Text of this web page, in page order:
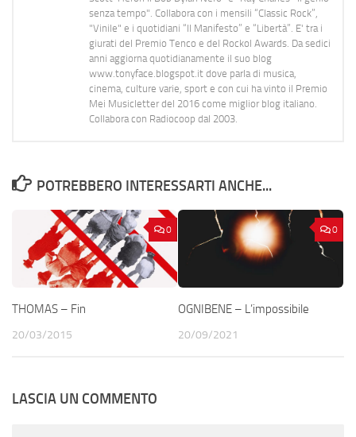
senza tempo". Collabora con i mensili “Classic Rock”,
"Vinile" e i quotidiani “Il Manifesto” e “Libertà”. E' tra i
giurati del Premio Tenco e del Rockol Awards. Da sedici
anni aggiorna quotidianamente il suo blog
www.tonyface.blogspot.it dove parla di musica,
cinema, culture varie, sport e con cui ha vinto il Premio
Mei Musicletter del 2016 come miglior blog italiano.
Collabora con Radiocoop dal 2003.
POTREBBERO INTERESSARTI ANCHE...
0
THOMAS – Fin
20/03/2015
0
OGNIBENE – L’impossibile
20/09/2021
LASCIA UN COMMENTO